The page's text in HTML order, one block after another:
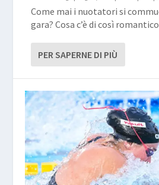
Come mai i nuotatori si
gara? Cosa c’è di così
PER SAPERNE DI PIÙ